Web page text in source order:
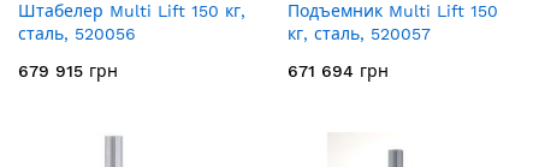
Штабелер Multi Lift 150 кг,
сталь, 520056
679 915 грн
Подъемник Multi Lift 150
кг, сталь, 520057
671 694 грн